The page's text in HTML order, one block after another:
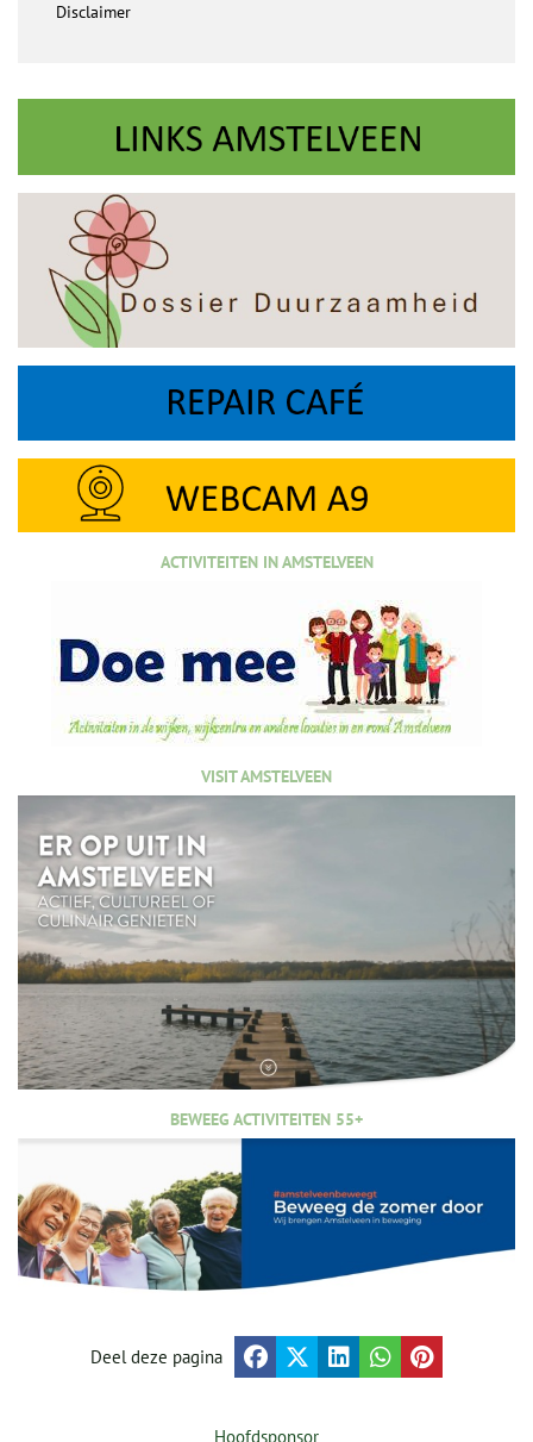
Disclaimer
ACTIVITEITEN IN AMSTELVEEN
VISIT AMSTELVEEN
BEWEEG ACTIVITEITEN 55+
Deel deze pagina
Hoofdsponsor